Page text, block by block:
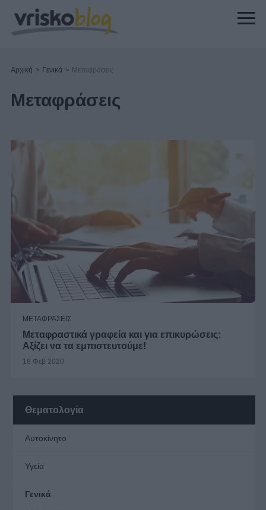
Αρχική > Γενικά > Μεταφράσεις
Μεταφράσεις
ΜΕΤΑΦΡΑΣΕΙΣ
Μεταφραστικά γραφεία και για επικυρώσεις:
Αξίζει να τα εμπιστευτούμε!
18 Φεβ 2020
Θεματολογία
Αυτοκίνητο
Υγεία
Γενικά